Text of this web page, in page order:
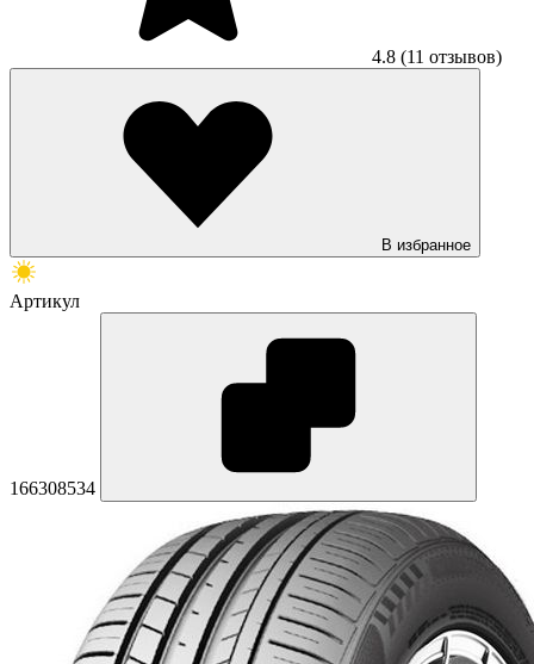
4.8 (11 отзывов)
В избранное
Артикул
166308534